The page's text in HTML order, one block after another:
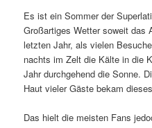
Es ist ein Sommer der
Großartiges Wetter soweit das
letzten Jahr, als vielen
nachts im Zelt die Kälte in die
Jahr durchgehend die Sonne.
Haut vieler Gäste bekam
Das hielt die meisten Fans